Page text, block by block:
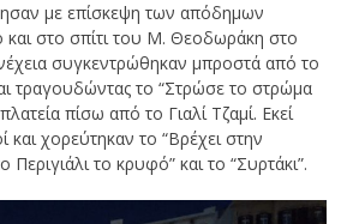
με επίσκεψη των απόδημων
και στο σπίτι του Μ. Θεοδωράκη στο
συγκεντρώθηκαν μπροστά από το
τραγουδώντας το “Στρώσε το στρώμα
πίσω από το Γιαλί Τζαμί. Εκεί
και χορεύτηκαν το “Βρέχει στην
Περιγιάλι το κρυφό” και το “Συρτάκι”.